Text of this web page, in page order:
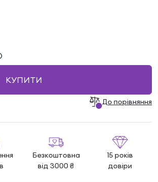
КУПИТИ
До порівняння
Безкоштовна
від 3000 ₴
15 років
довіри